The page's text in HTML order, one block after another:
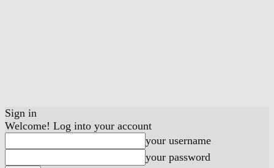
Sign in
Welcome! Log into your account
your username
your password